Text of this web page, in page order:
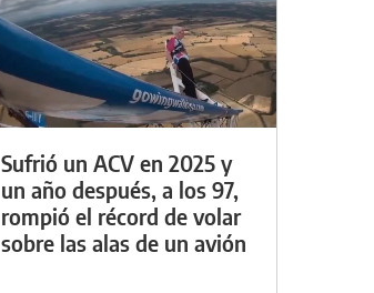
Sufrió un ACV en 2025 y
un año después, a los 97,
rompió el récord de volar
sobre las alas de un avión